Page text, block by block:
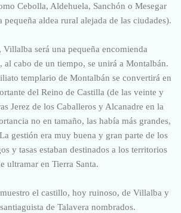
Cebolla, Aldehuela, Sanchón o Mesegar
pequeña aldea rural alejada de las ciudades).
Villalba será una pequeña encomienda
al cabo de un tiempo, se unirá a Montalbán.
templario de Montalbán se convertirá en
del Reino de Castilla (de las veinte y
Jerez de los Caballeros y Alcanadre en la
no en tamaño, las había más grandes,
gestión era muy buena y gran parte de los
y tasas estaban destinados a los territorios
ultramar en Tierra Santa.
el castillo, hoy ruinoso, de Villalba y
de Talavera nombrados.